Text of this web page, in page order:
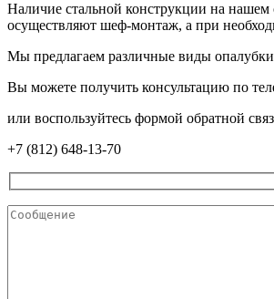
Наличие стальной конструкции на нашем
осуществляют шеф-монтаж, а при
Мы предлагаем различные виды
Вы можете получить консультацию по
или воспользуйтесь формой обратной
+7 (812) 648-13-70